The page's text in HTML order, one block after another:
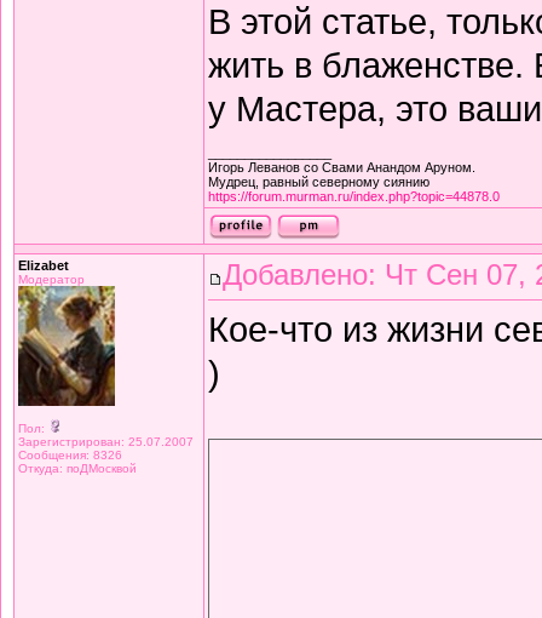
В этой статье,
жить в блаженстве.
у Мастера, это
Игорь Леванов со Свами Анандом Аруном.
Мудрец, равный северному сиянию
https://forum.murman.ru/index.php?topic=44878.0
Elizabet
Модератор
Пол:
Зарегистрирован: 25.07.2007
Сообщения: 8326
Откуда: поДМосквой
Добавлено: Чт Сен 07,
Кое-что из жизни
)